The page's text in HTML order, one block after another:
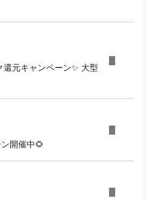
還元キャンペーン✨ 大型
開催中🌻